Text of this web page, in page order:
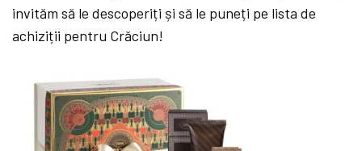
invităm să le descoperiți și să le puneți pe lista de
achiziții pentru Crăciun!